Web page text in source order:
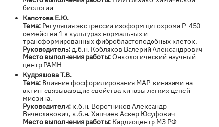
биологии
Капотова Е.Ю.
Тема: Регуляция экспрессии изоформ цитохрома P-450
семейства 1 в культурах нормальных и
трансформированных фибробластоподобных клеток.
Руководитель:д.б.н. Кобляков Валерий Александрович
Место выполнения работы:Онкологический научный
центр РАМН
Кудряшова Т.В.
Тема: Влияние фосфорилирования МАР-киназами на
актин-связывающие свойства киназы легких цепей
миозина.
Руководители: к.б.н. Воротников Александр
Вячеславович, к.б.н. Хапчаев Аскер Юсуфович
Место выполнения работы: Кардиоцентр МЗ РФ